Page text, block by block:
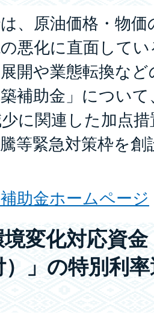
、原油価格・物
悪化に直面して
開や業態転換な
補助金」につい
に関連した加点
等緊急対策枠を
助金ホームページ
変化対応資
」の特別利